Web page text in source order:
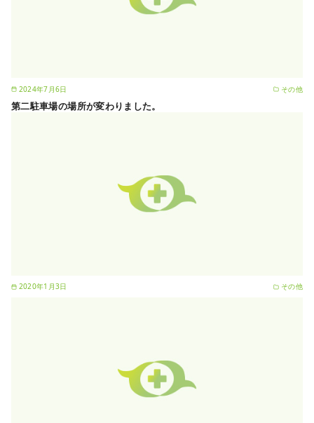
2024年7月6日 その他
第二駐車場の場所が変わりました。
2020年1月3日 その他